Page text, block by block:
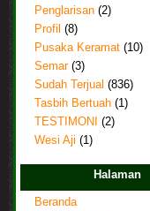
Penglarisan (2)
Profil (8)
Pusaka Keramat (10)
Semar (3)
Sudah Terjual (836)
Tasbih Bertuah (1)
TESTIMONI
(2)
Wesi Aji (1)
Halaman
Beranda